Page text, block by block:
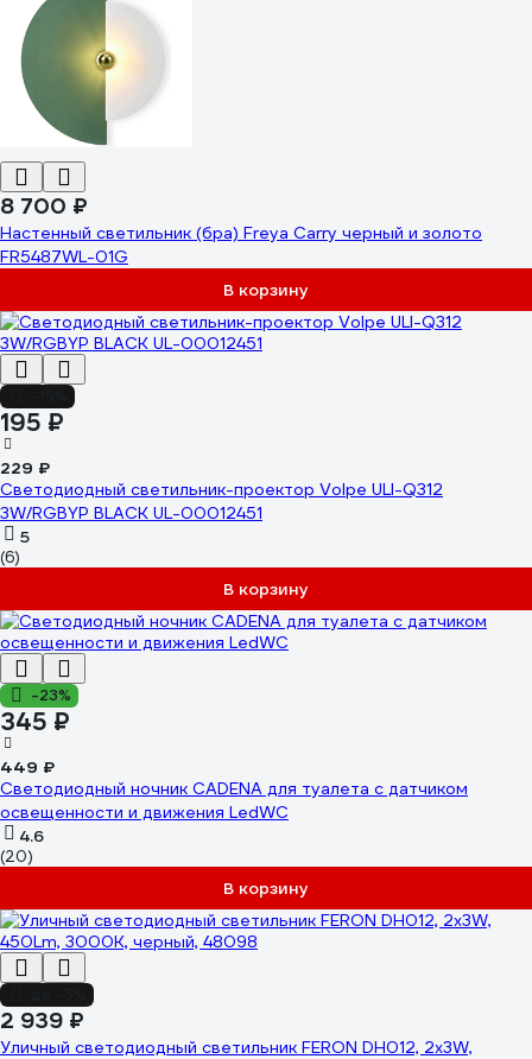
8 700 ₽
Настенный светильник (бра) Freya Carry черный и золото
FR5487WL-01G
В корзину
195 ₽
229 ₽
Светодиодный светильник-проектор Volpe ULI-Q312
3W/RGBYP BLACK UL-00012451
5
(6)
В корзину
-23%
345 ₽
449 ₽
Светодиодный ночник CADENA для туалета с датчиком
освещенности и движения LedWC
4.6
(20)
В корзину
2 939 ₽
Уличный светодиодный светильник FERON DH012, 2x3W,